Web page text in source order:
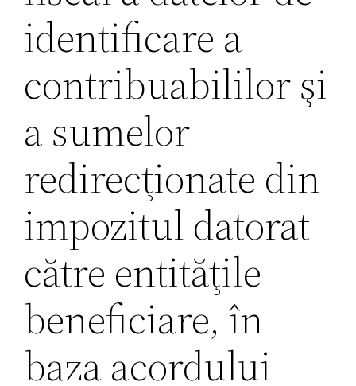
identificare a
contribuabililor şi
a sumelor
redirecţionate din
impozitul datorat
către entităţile
beneficiare, în
baza acordului